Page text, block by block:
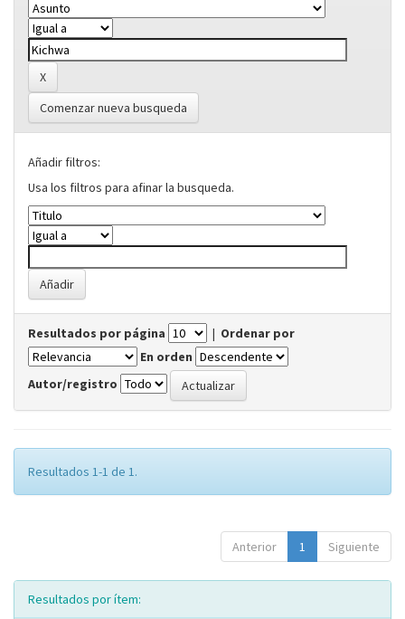
Comenzar nueva busqueda
Añadir filtros:
Usa los filtros para afinar la busqueda.
Resultados por página | Ordenar por
En orden
Autor/registro
Resultados 1-1 de 1.
Anterior 1 Siguiente
Resultados por ítem: